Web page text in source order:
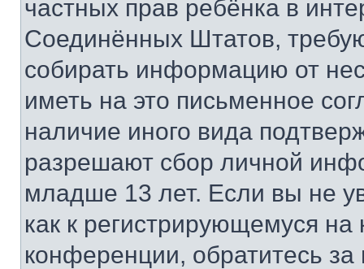
частных прав ребёнка в
Соединённых Штатов,
собирать информацию от
иметь на это письменное
наличие иного вида
разрешают сбор личной
младше 13 лет. Если вы не
как к регистрирующемуся
конференции, обратитесь